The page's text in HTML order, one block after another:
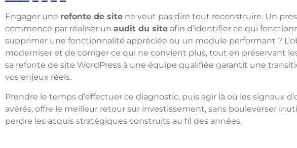
Engager une refonte de site ne veut pas dire tout reconstruire. Un
commence par réaliser un audit du site afin d’identifier ce qui
supprimer une fonctionnalité appréciée ou un module performant ?
moderniser et de corriger ce qui ne convient plus, tout en préservant
sa refonte de site WordPress à une équipe qualifiée garantit une
vos enjeux réels.
Prendre le temps d’effectuer ce diagnostic, puis agir là où les signaux
avérés, offre le meilleur retour sur investissement, sans bouleverser
perdre les acquis stratégiques construits au fil des années.